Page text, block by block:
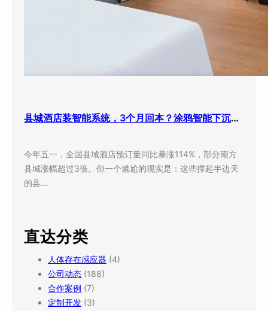
县城酒店装智能系统，3个月回本？涂鸦智能下沉市场打法曝光
今年五一，全国县域酒店预订量同比暴涨114%，部分南方
县城涨幅超过3倍。但一个尴尬的现实是：这些撑起半边天
的县…
直达分类
人体存在感应器 (4)
公司动态 (188)
合作案例 (7)
定制开发 (3)